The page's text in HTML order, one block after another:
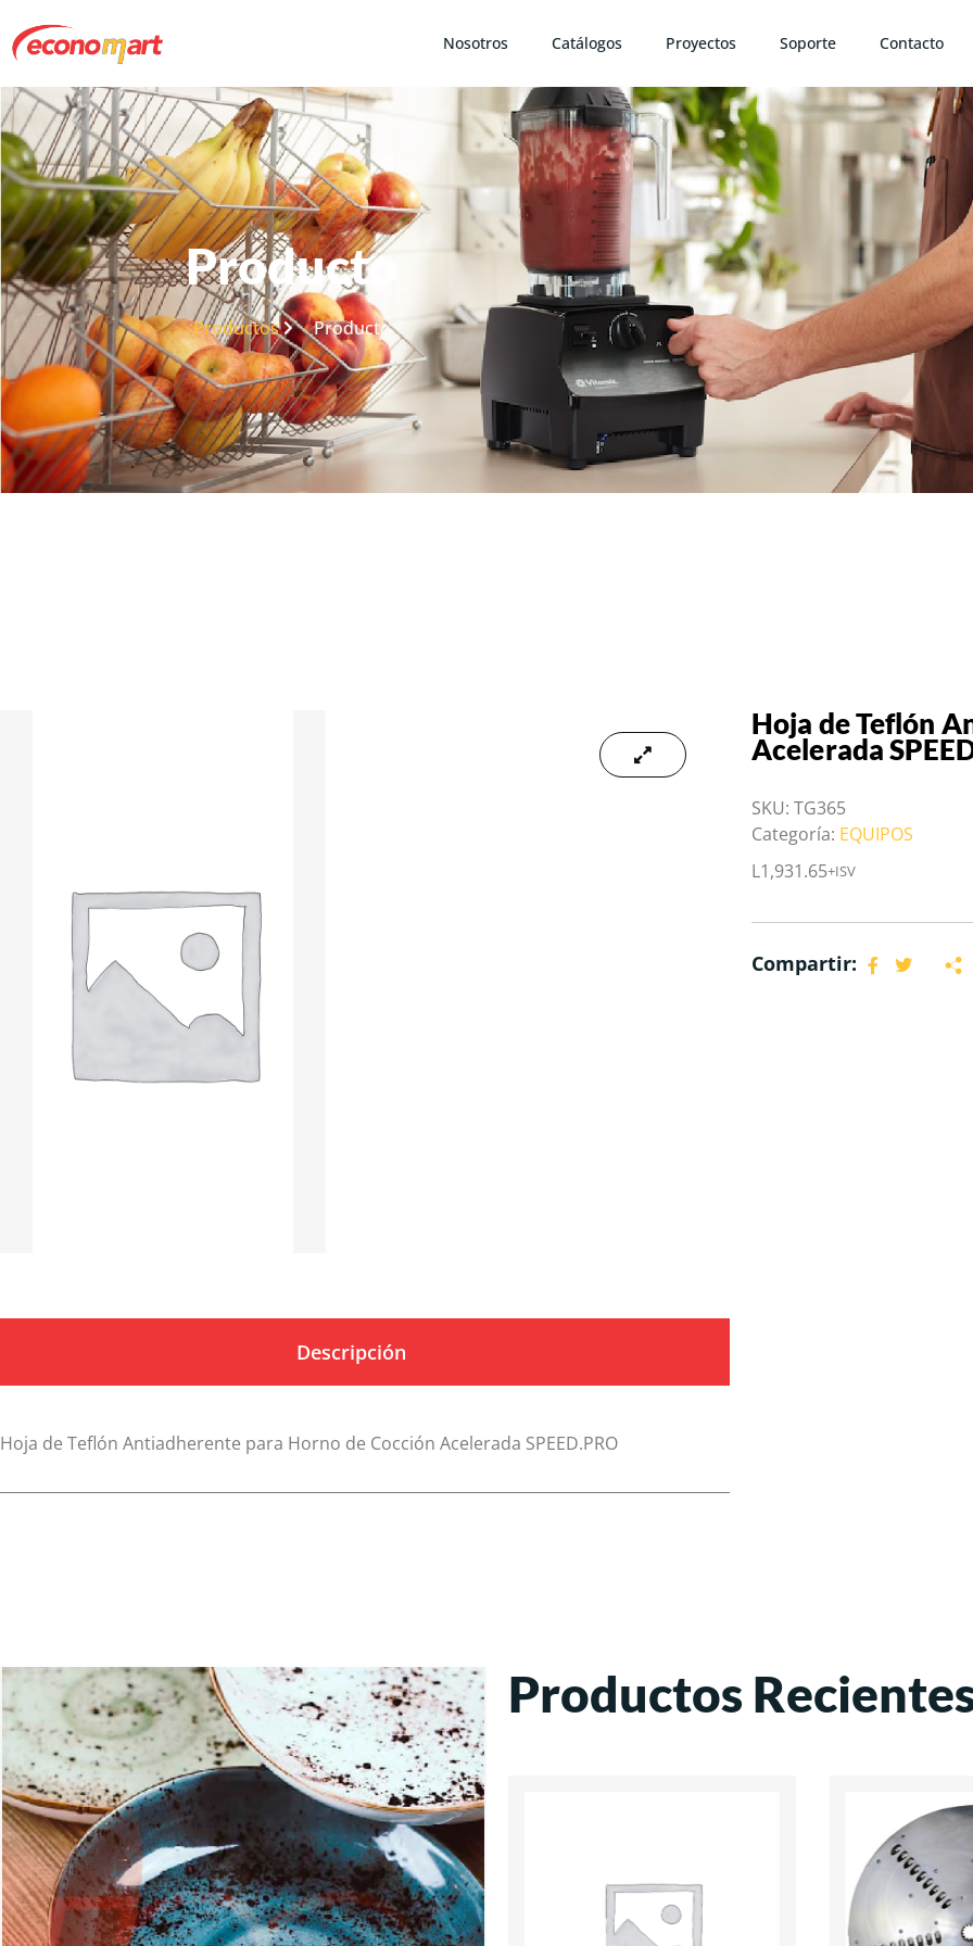
Nosotros Catálogos Proyectos Soporte Contacto
Producto
Productos Producto
Hoja de Teflón
Acelerada
SKU: TG365
Categoría: EQUIPOS
L1,931.65+ISV
Compartir:
Descripción
Hoja de Teflón Antiadherente para Horno de Cocción Acelerada SPEED.PRO
Productos